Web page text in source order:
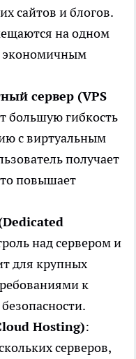
сайтов и блогов.
на одном
экономичным
сервер (VPS
большую гибкость
с виртуальным
получает
повышает
над сервером и
для крупных
к
Hosting):
серверов,